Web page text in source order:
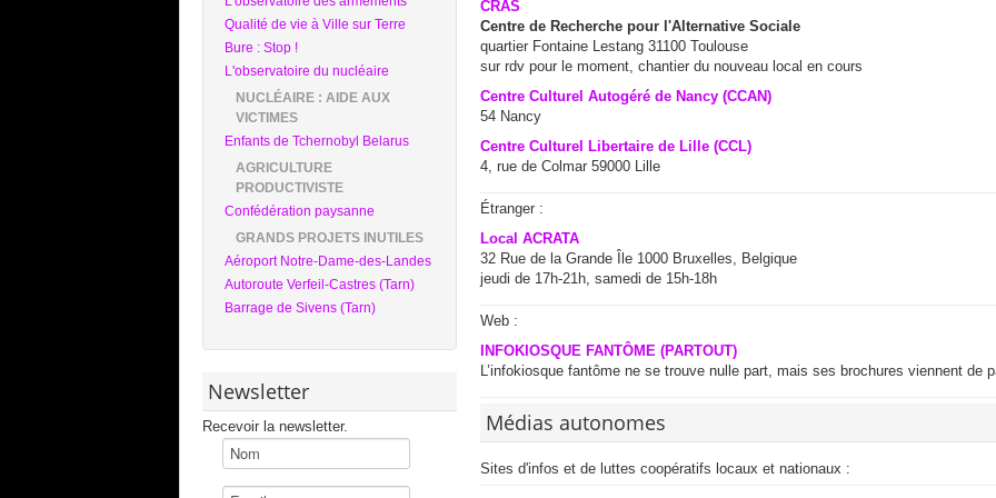
Qualité de vie à Ville sur Terre
Bure : Stop !
L'observatoire du nucléaire
NUCLÉAIRE : AIDE AUX
VICTIMES
Enfants de Tchernobyl Belarus
AGRICULTURE
PRODUCTIVISTE
Confédération paysanne
GRANDS PROJETS INUTILES
Aéroport Notre-Dame-des-Landes
Autoroute Verfeil-Castres (Tarn)
Barrage de Sivens (Tarn)
Newsletter
Recevoir la newsletter.
CRAS
Centre de Recherche pour l'Alternative Sociale
quartier Fontaine Lestang 31100 Toulouse
sur rdv pour le moment, chantier du nouveau local en cours
Centre Culturel Autogéré de Nancy (CCAN)
54 Nancy
Centre Culturel Libertaire de Lille (CCL)
4, rue de Colmar 59000 Lille
Étranger :
Local ACRATA
32 Rue de la Grande Île 1000 Bruxelles, Belgique
jeudi de 17h-21h, samedi de 15h-18h
Web :
INFOKIOSQUE FANTÔME (PARTOUT)
L’infokiosque fantôme ne se trouve nulle part, mais ses brochures viennent de
Médias autonomes
Sites d'infos et de luttes coopératifs locaux et nationaux :